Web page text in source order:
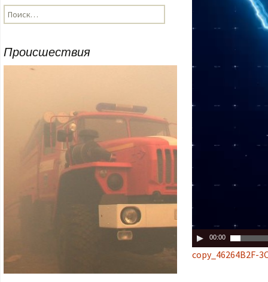
00:00
copy_46264B2F-
arrows to
Найти:
Происшествия